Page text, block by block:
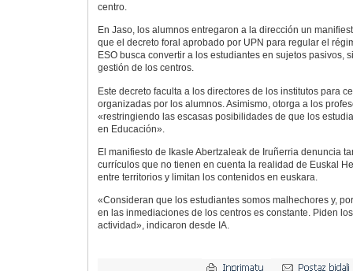
centro.
En Jaso, los alumnos entregaron a la dirección un
que el decreto foral aprobado por UPN para regular el
ESO busca convertir a los estudiantes en sujetos pasivos,
gestión de los centros.
Este decreto faculta a los directores de los institutos para
organizadas por los alumnos. Asimismo, otorga a los
«restringiendo las escasas posibilidades de que los
en Educación».
El manifiesto de Ikasle Abertzaleak de Iruñerria denuncia
currículos que no tienen en cuenta la realidad de Euskal
entre territorios y limitan los contenidos en euskara.
«Consideran que los estudiantes somos malhechores y,
en las inmediaciones de los centros es constante. Piden
actividad», indicaron desde IA.